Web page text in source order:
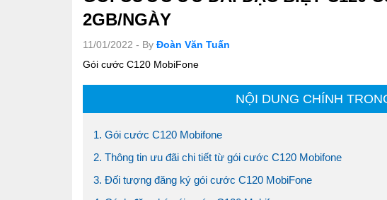
2GB/NGÀY
11/01/2022 - By Đoàn Văn Tuấn
Gói cước C120 MobiFone
NỘI DUNG CHÍNH
1. Gói cước C120 Mobifone
2. Thông tin ưu đãi chi tiết từ gói cước C120 Mobifone
3. Đối tượng đăng ký gói cước C120 MobiFone